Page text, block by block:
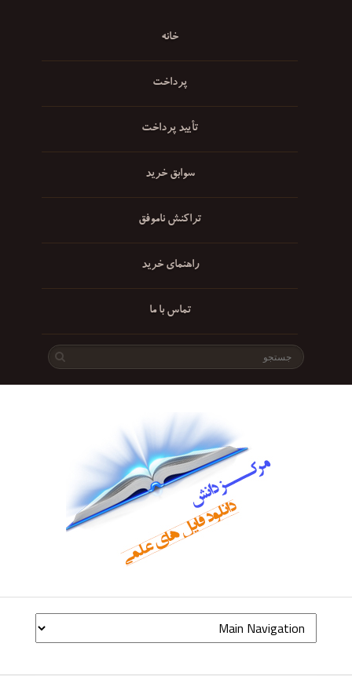
خانه
پرداخت
تأیید پرداخت
سوابق خرید
تراکنش ناموفق
راهنمای خرید
تماس با ما